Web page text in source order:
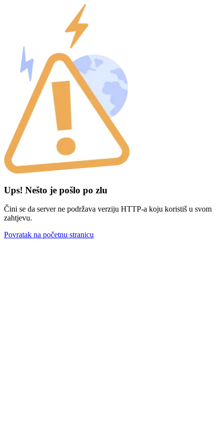
Ups! Nešto je pošlo po zlu
Čini se da server ne podržava verziju HTTP-a koju koristiš u svom
zahtjevu.
Povratak na početnu stranicu